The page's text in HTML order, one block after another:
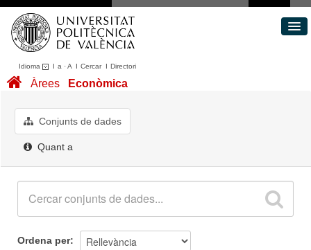
Idioma I a ·A I CercarI Directori
Conjunts de dades
Quant a
Àrees Econòmica
Conjunts de dades
Quant a
Ordena per